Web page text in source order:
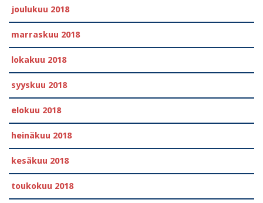
joulukuu 2018
marraskuu 2018
lokakuu 2018
syyskuu 2018
elokuu 2018
heinäkuu 2018
kesäkuu 2018
toukokuu 2018